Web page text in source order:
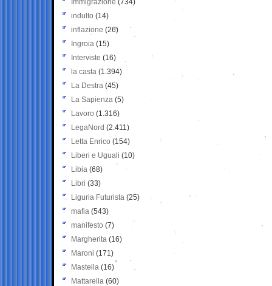
Immigrazione (734)
indulto (14)
inflazione (26)
Ingroia (15)
Interviste (16)
la casta (1.394)
La Destra (45)
La Sapienza (5)
Lavoro (1.316)
LegaNord (2.411)
Letta Enrico (154)
Liberi e Uguali (10)
Libia (68)
Libri (33)
Liguria Futurista (25)
mafia (543)
manifesto (7)
Margherita (16)
Maroni (171)
Mastella (16)
Mattarella (60)